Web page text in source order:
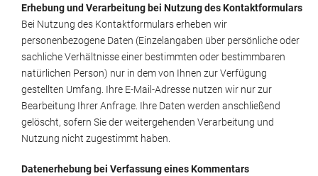
Erhebung und Verarbeitung bei Nutzung des Kontaktformulars
Bei Nutzung des Kontaktformulars erheben wir
personenbezogene Daten (Einzelangaben über persönliche oder
sachliche Verhältnisse einer bestimmten oder bestimmbaren
natürlichen Person) nur in dem von Ihnen zur Verfügung
gestellten Umfang. Ihre E-Mail-Adresse nutzen wir nur zur
Bearbeitung Ihrer Anfrage. Ihre Daten werden anschließend
gelöscht, sofern Sie der weitergehenden Verarbeitung und
Nutzung nicht zugestimmt haben.
Datenerhebung bei Verfassung eines Kommentars